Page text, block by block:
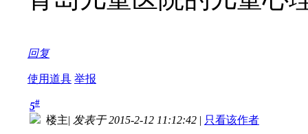
回复
使用道具 举报
5#
楼主| 发表于 2015-2-12 11:12:42 | 只看该作者